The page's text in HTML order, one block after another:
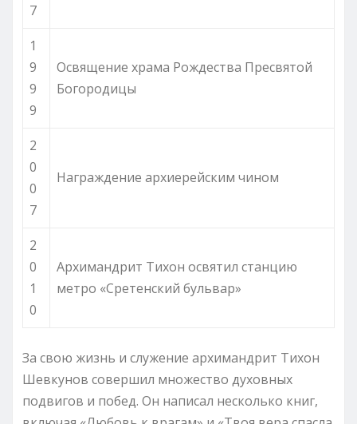
7
1
9
9
9
Освящение храма Рождества Пресвятой
Богородицы
2
0
0
7
Награждение архиерейским чином
2
0
1
0
Архимандрит Тихон освятил станцию
метро «Сретенский бульвар»
За свою жизнь и служение архимандрит Тихон
Шевкунов совершил множество духовных
подвигов и побед. Он написал несколько книг,